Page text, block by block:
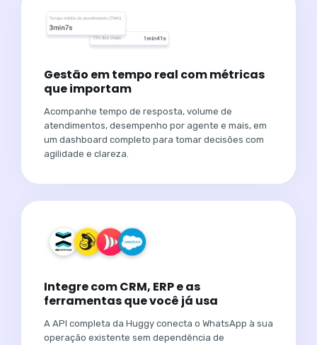
Gestão em tempo real com métricas
que importam
Acompanhe tempo de resposta, volume de
atendimentos, desempenho por agente e mais, em
um dashboard completo para tomar decisões com
agilidade e clareza.
Integre com CRM, ERP e as
ferramentas que você já usa
A API completa da Huggy conecta o WhatsApp à sua
operação existente sem dependência de